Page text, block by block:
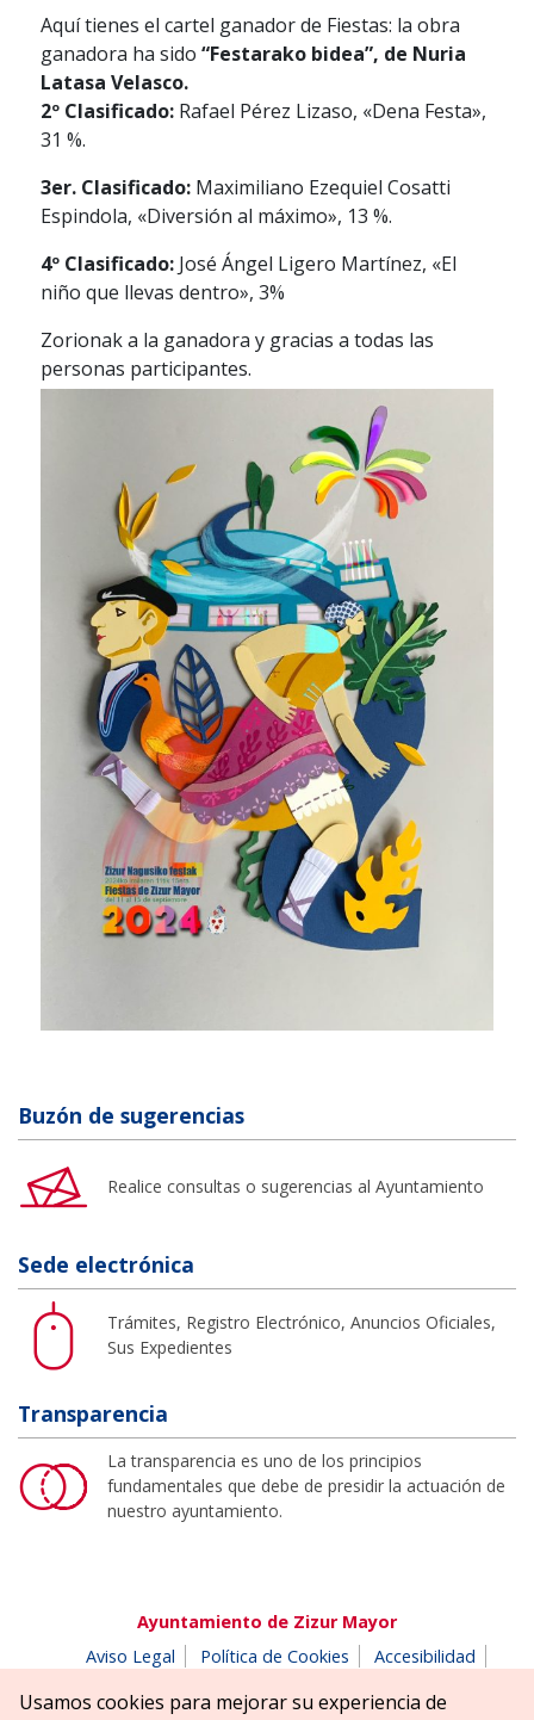
Aquí tienes el cartel ganador de Fiestas: la obra
ganadora ha sido “Festarako bidea”, de Nuria
Latasa Velasco.
2º Clasificado:Rafael Pérez Lizaso, «Dena Festa»,
31 %.
3er. Clasificado:Maximiliano Ezequiel Cosatti
Espindola, «Diversión al máximo», 13 %.
4º Clasificado:José Ángel Ligero Martínez, «El
niño que llevas dentro», 3%
Zorionak a la ganadora y gracias a todas las
personas participantes.
Buzón de sugerencias
Realice consultas o sugerencias al Ayuntamiento
Sede electrónica
Trámites, Registro Electrónico, Anuncios Oficiales,
Sus Expedientes
Transparencia
La transparencia es uno de los principios
fundamentales que debe de presidir la actuación de
nuestro ayuntamiento.
Ayuntamiento de Zizur Mayor
Aviso Legal
Política de Cookies
Accesibilidad
Parque Erreniega parkea, s/n | 31180 Zizur Mayor-Zizur
Usamos cookies para mejorar su experiencia de